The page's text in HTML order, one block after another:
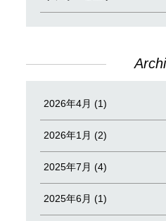
2026年4月 (1)
2026年1月 (2)
2025年7月 (4)
2025年6月 (1)